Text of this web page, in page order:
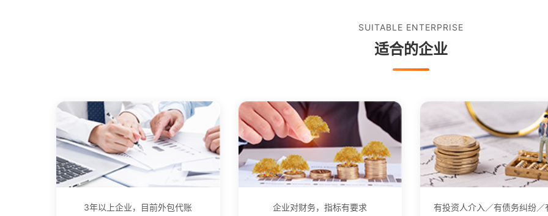
SUITABLE ENTERPRISE
适合的企业
3年以上企业，目前外包代账 企业对财务，指标有要求
有投资人介入／有债务纠纷／